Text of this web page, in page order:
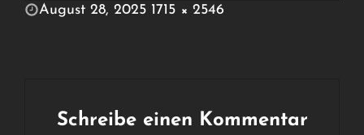
POSTED
August 28, 2025 1715 × 2546
Schreibe einen Kommentar